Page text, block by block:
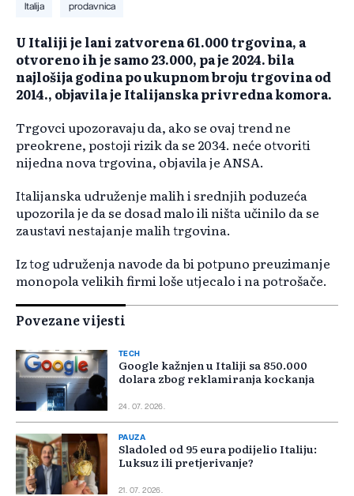
Italija prodavnica
U Italiji je lani zatvorena 61.000 trgovina, a
otvoreno ih je samo 23.000, pa je 2024. bila
najlošija godina po ukupnom broju trgovina od
2014., objavila je Italijanska privredna komora.
Trgovci upozoravaju da, ako se ovaj trend ne
preokrene, postoji rizik da se 2034. neće otvoriti
nijedna nova trgovina, objavila je ANSA.
Italijanska udruženje malih i srednjih poduzeća
upozorila je da se dosad malo ili ništa učinilo da se
zaustavi nestajanje malih trgovina.
Iz tog udruženja navode da bi potpuno preuzimanje
monopola velikih firmi loše utjecalo i na potrošače.
Povezane vijesti
TECH
Google kažnjen u Italiji sa 850.000
dolara zbog reklamiranja kockanja
24. 07. 2026.
PAUZA
Sladoled od 95 eura podijelio Italiju:
Luksuz ili pretjerivanje?
21. 07. 2026.